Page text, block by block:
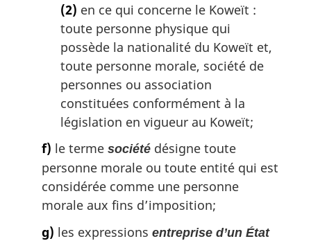
(2) en ce qui concerne le Koweït :
toute personne physique qui
possède la nationalité du Koweït et,
toute personne morale, société de
personnes ou association
constituées conformément à la
législation en vigueur au Koweït;
f) le terme société désigne toute
personne morale ou toute entité qui est
considérée comme une personne
morale aux fins d’imposition;
g) les expressions entreprise d’un État